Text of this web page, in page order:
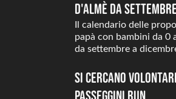
d'Almè da
Il calendario delle
papà con bambini da 0
da settembre a
Si cercano
Passeggini Run